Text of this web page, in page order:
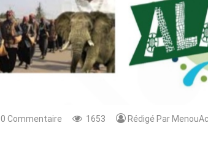
0 Commentaire 1653 Rédigé Par